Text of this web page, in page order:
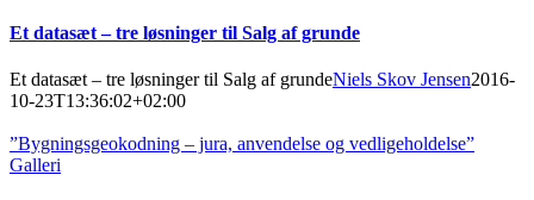
Et datasæt – tre løsninger til Salg af grunde
Et datasæt – tre løsninger til Salg af grundeNiels Skov Jensen2016-
10-23T13:36:02+02:00
”Bygningsgeokodning – jura, anvendelse og vedligeholdelse”
Galleri